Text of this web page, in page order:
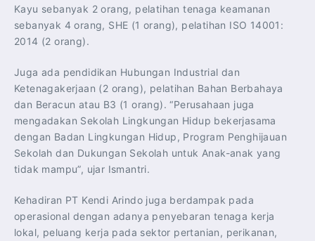
Kayu sebanyak 2 orang, pelatihan tenaga keamanan
sebanyak 4 orang, SHE (1 orang), pelatihan ISO 14001:
2014 (2 orang).
Juga ada pendidikan Hubungan Industrial dan
Ketenagakerjaan (2 orang), pelatihan Bahan Berbahaya
dan Beracun atau B3 (1 orang). “Perusahaan juga
mengadakan Sekolah Lingkungan Hidup bekerjasama
dengan Badan Lingkungan Hidup, Program Penghijauan
Sekolah dan Dukungan Sekolah untuk Anak-anak yang
tidak mampu”, ujar Ismantri.
Kehadiran PT Kendi Arindo juga berdampak pada
operasional dengan adanya penyebaran tenaga kerja
lokal, peluang kerja pada sektor pertanian, perikanan,